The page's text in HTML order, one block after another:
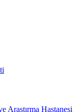
Araştırma Hastanesi